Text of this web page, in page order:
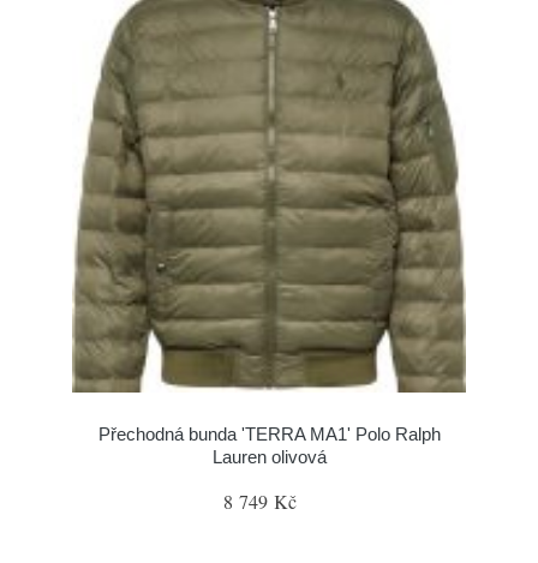
Přechodná bunda 'TERRA MA1' Polo Ralph
Lauren olivová
8 749 Kč